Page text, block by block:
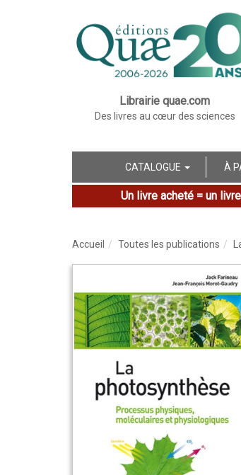
Librairie quae.com
Des livres au cœur des sciences
CATALOGUE À
Un livre acheté = un
Accueil Toutes les publications